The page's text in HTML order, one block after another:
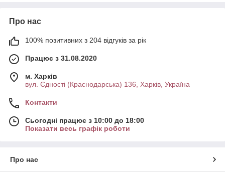
Про нас
100% позитивних з 204 відгуків за рік
Працює з 31.08.2020
м. Харків
вул. Єдності (Краснодарська) 136, Харків, Україна
Контакти
Сьогодні працює з 10:00 до 18:00
Показати весь графік роботи
Про нас